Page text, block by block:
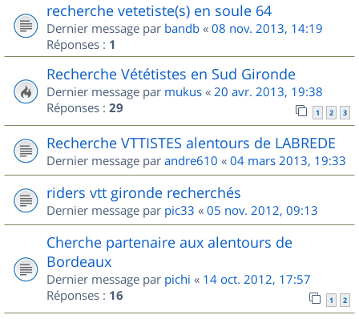
recherche vetetiste(s) en soule 64
Dernier message par bandb « 08 nov. 2013, 14:19
Réponses : 1
Recherche Vététistes en Sud Gironde
Dernier message par mukus « 20 avr. 2013, 19:38
Réponses : 29 1 2 3
Recherche VTTISTES alentours de LABREDE
Dernier message par andre610 « 04 mars 2013, 19:33
riders vtt gironde recherchés
Dernier message par pic33 « 05 nov. 2012, 09:13
Cherche partenaire aux alentours de
Bordeaux
Dernier message par pichi « 14 oct. 2012, 17:57
Réponses : 16 1 2